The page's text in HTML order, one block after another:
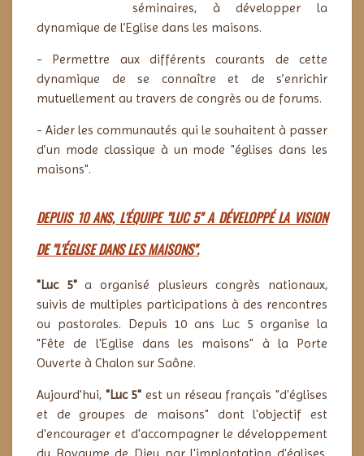
séminaires, à développer la
dynamique de l’Eglise dans les maisons.
- Permettre aux différents courants de cette
dynamique de se connaître et de s’enrichir
mutuellement au travers de congrès ou de forums.
- Aider les communautés qui le souhaitent à passer
d’un mode classique à un mode "églises dans les
maisons".
DEPUIS 10 ANS, L'ÉQUIPE "LUC 5" A DÉVELOPPÉ LA VISION
DE "L'ÉGLISE DANS LES MAISONS".
"Luc 5"a organisé plusieurs congrès nationaux,
suivis de multiples participations à des rencontres
ou pastorales. Depuis 10 ans Luc 5 organise la
"Fête de l'Eglise dans les maisons" à la Porte
Ouverte à Chalon sur Saône.
Aujourd'hui, "Luc 5" est un réseau français "d'églises
et de groupes de maisons" dont l'objectif est
d'encourager et d'accompagner le développement